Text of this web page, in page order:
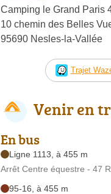
Camping le Grand Paris
10 chemin des Belles
95690 Nesles-la-Vallée
Trajet
Venir en
En bus
Ligne 1113, à 455 m
Arrêt Centre équestre - 47
95-16, à 455 m